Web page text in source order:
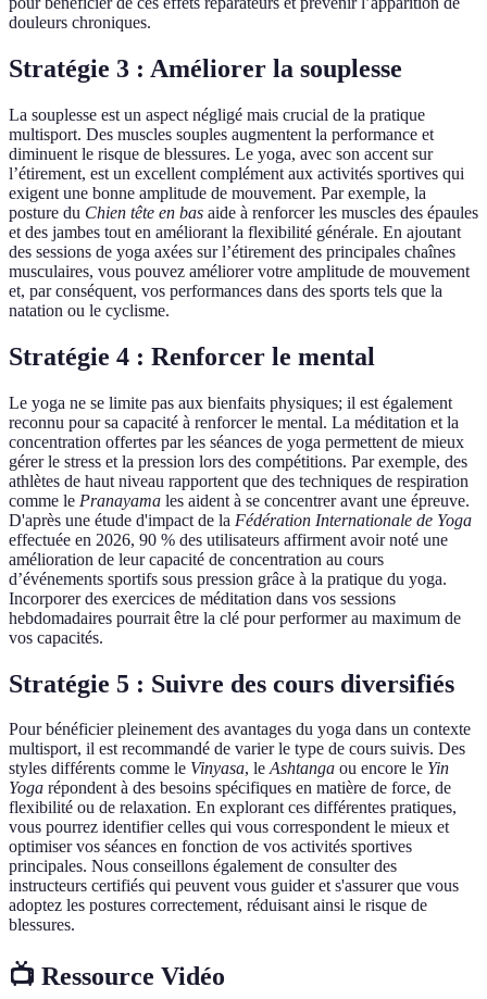
douleurs chroniques.
Stratégie 3 : Améliorer la souplesse
La souplesse est un aspect négligé mais crucial de la pratique
multisport. Des muscles souples augmentent la performance et
diminuent le risque de blessures. Le yoga, avec son accent sur
l’étirement, est un excellent complément aux activités sportives qui
exigent une bonne amplitude de mouvement. Par exemple, la
posture du Chien tête en bas aide à renforcer les muscles des épaules
et des jambes tout en améliorant la flexibilité générale. En ajoutant
des sessions de yoga axées sur l’étirement des principales chaînes
musculaires, vous pouvez améliorer votre amplitude de mouvement
et, par conséquent, vos performances dans des sports tels que la
natation ou le cyclisme.
Stratégie 4 : Renforcer le mental
Le yoga ne se limite pas aux bienfaits physiques; il est également
reconnu pour sa capacité à renforcer le mental. La méditation et la
concentration offertes par les séances de yoga permettent de mieux
gérer le stress et la pression lors des compétitions. Par exemple, des
athlètes de haut niveau rapportent que des techniques de respiration
comme le Pranayama les aident à se concentrer avant une épreuve.
D'après une étude d'impact de la Fédération Internationale de Yoga
effectuée en 2026, 90 % des utilisateurs affirment avoir noté une
amélioration de leur capacité de concentration au cours
d’événements sportifs sous pression grâce à la pratique du yoga.
Incorporer des exercices de méditation dans vos sessions
hebdomadaires pourrait être la clé pour performer au maximum de
vos capacités.
Stratégie 5 : Suivre des cours diversifiés
Pour bénéficier pleinement des avantages du yoga dans un contexte
multisport, il est recommandé de varier le type de cours suivis. Des
styles différents comme le Vinyasa, leAshtanga ou encore le Yin
Yoga répondent à des besoins spécifiques en matière de force, de
flexibilité ou de relaxation. En explorant ces différentes pratiques,
vous pourrez identifier celles qui vous correspondent le mieux et
optimiser vos séances en fonction de vos activités sportives
principales. Nous conseillons également de consulter des
instructeurs certifiés qui peuvent vous guider et s'assurer que vous
adoptez les postures correctement, réduisant ainsi le risque de
blessures.
📺 Ressource Vidéo